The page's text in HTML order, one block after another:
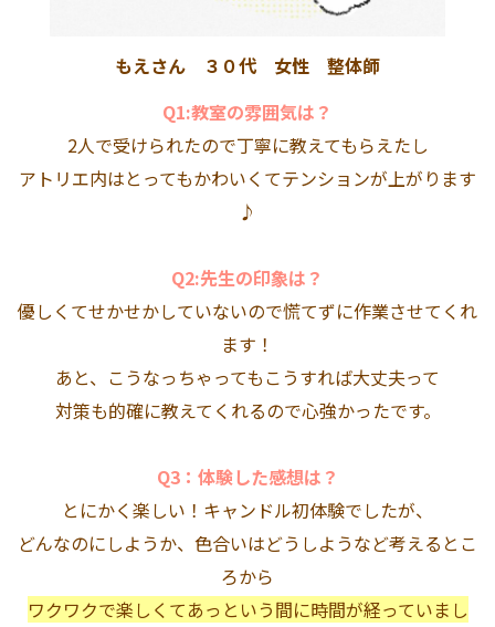
もえさん ３０代 女性 整体師
Q1:教室の雰囲気は？
2人で受けられたので丁寧に教えてもらえたし
アトリエ内はとってもかわいくてテンションが上がります
♪
Q2:先生の印象は？
優しくてせかせかしていないので慌てずに作業させてくれ
ます！
あと、こうなっちゃってもこうすれば大丈夫って
対策も的確に教えてくれるので心強かったです。
Q3：体験した感想は？
とにかく楽しい！キャンドル初体験でしたが、
どんなのにしようか、色合いはどうしようなど考えるとこ
ろから
ワクワクで楽しくてあっという間に時間が経っていまし